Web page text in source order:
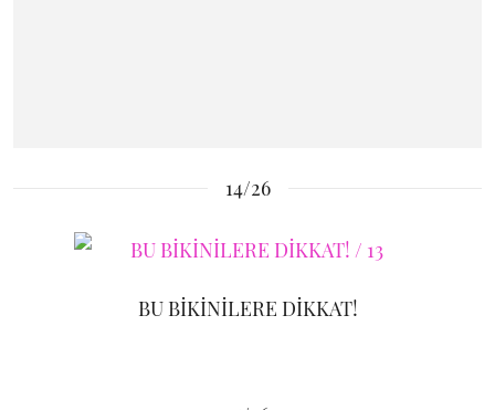
14/26
BU BİKİNİLERE DİKKAT!